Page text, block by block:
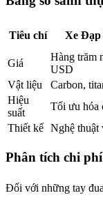
Tiêu chí Xe Đạp
Giá
Hàng trăm
USD
Vật liệu
Carbon,
Hiệu
suất
Tối ưu hóa
Thiết kế Nghệ thuật
Phân tích chi
Đối với những tay